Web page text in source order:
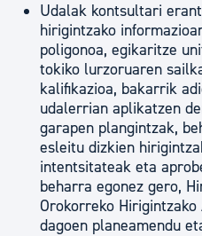
Udalak kontsultari
hirigintzako
poligonoa, egikaritze
tokiko lurzoruaren
kalifikazioa, bakarrik
udalerrian aplikatzen
garapen plangintzak,
esleitu dizkien
intentsitateak eta
beharra egonez gero,
Orokorreko
dagoen planeamendu